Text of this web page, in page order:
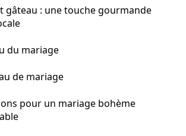
gâteau : une touche gourmande
du mariage
de mariage
pour un mariage bohème